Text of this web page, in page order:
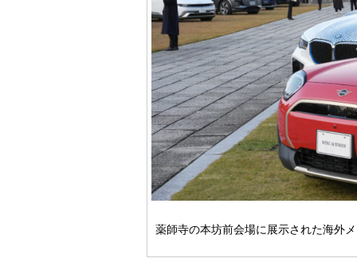
薬師寺の本坊前会場に展示された海外